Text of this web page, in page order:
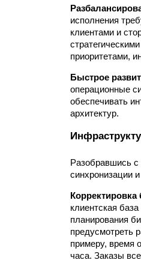
исполнения
клиентами и
приоритетами,
Быстрое
операционные
обеспечивать
архитектур.
Разобравшись
синхронизации
Корректировка
клиентская
планирования
предусмотреть
примеру, время
часа. Заказы